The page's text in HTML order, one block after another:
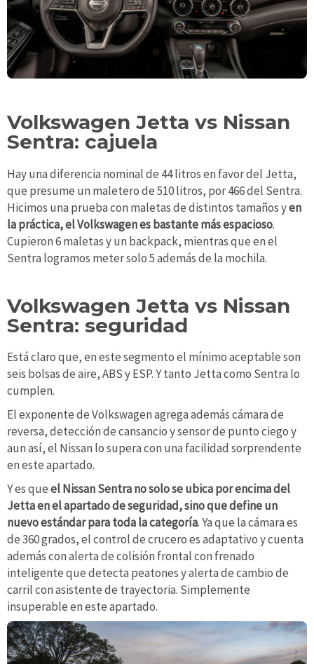
Volkswagen Jetta vs Nissan
Sentra: cajuela
Hay una diferencia nominal de 44 litros en favor del Jetta,
que presume un maletero de 510 litros, por 466 del Sentra.
Hicimos una prueba con maletas de distintos tamaños yen
la práctica, el Volkswagen es bastante más espacioso.
Cupieron 6 maletas y un backpack, mientras que en el
Sentra logramos meter solo 5 además de la mochila.
Volkswagen Jetta vs Nissan
Sentra: seguridad
Está claro que, en este segmento el mínimo aceptable son
seis bolsas de aire, ABS y ESP. Y tanto Jetta como Sentra lo
cumplen.
El exponente de Volkswagen agrega además cámara de
reversa, detección de cansancio y sensor de punto ciego y
aun así, el Nissan lo supera con una facilidad sorprendente
en este apartado.
Y es queel Nissan Sentra no solo se ubica por encima del
Jetta en el apartado de seguridad, sino que define un
nuevo estándar para toda la categoría. Ya que la cámara es
de 360 grados, el control de crucero es adaptativo y cuenta
además con alerta de colisión frontal con frenado
inteligente que detecta peatones y alerta de cambio de
carril con asistente de trayectoria. Simplemente
insuperable en este apartado.